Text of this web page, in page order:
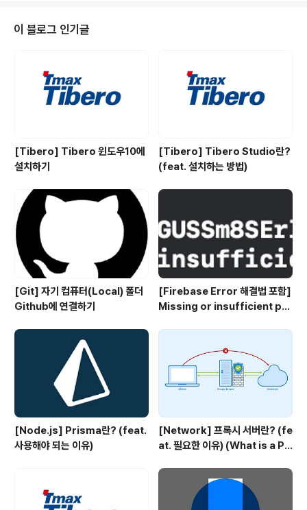
ack"} 만약 메서드나 undefined값을 가진 프로퍼티가 있
다면 자동으로 무시합니다. user.sayHi = function() { p
이 블로그 인기글
[Tibero] Tibero 윈도우10에
설치하기
[Tibero] Tibero Studio란?
(feat. 설치하는 방법)
[Git] 자기 컴퓨터(Local) 폴더
Github에 연결하기
[Firebase Error 해결법 포함]
Missing or insufficient per
[Node.js] Prisma란? (feat.
사용해야 되는 이유)
[Network] 프록시 서버란? (fe
at. 필요한 이유) (What is a Pr